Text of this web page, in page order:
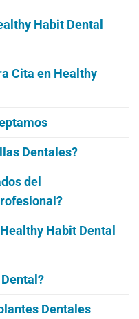
Habit Dental
Cita en Healthy
Dentales?
del
Habit Dental
Dentales